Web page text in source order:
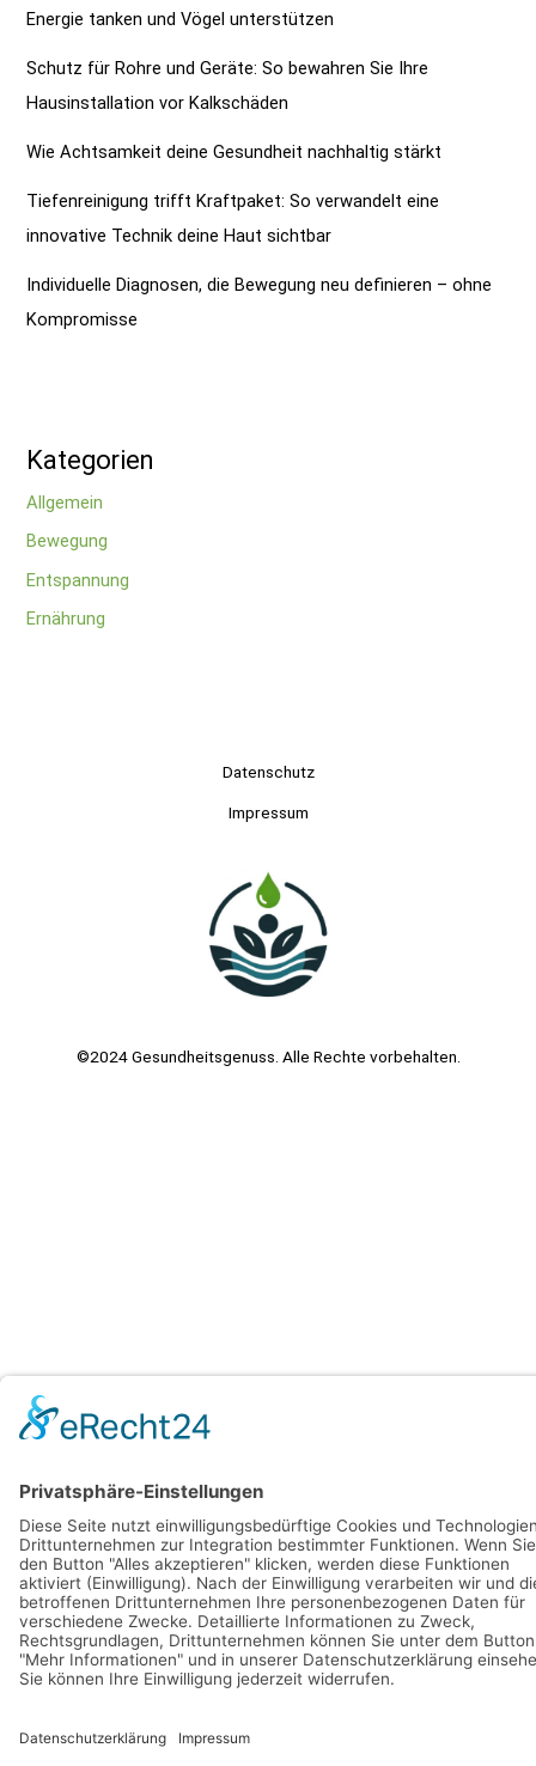
Energie tanken und Vögel unterstützen
Schutz für Rohre und Geräte: So bewahren Sie Ihre
Hausinstallation vor Kalkschäden
Wie Achtsamkeit deine Gesundheit nachhaltig stärkt
Tiefenreinigung trifft Kraftpaket: So verwandelt eine
innovative Technik deine Haut sichtbar
Individuelle Diagnosen, die Bewegung neu definieren – ohne
Kompromisse
Kategorien
Allgemein
Bewegung
Entspannung
Ernährung
Datenschutz
Impressum
©2024 Gesundheitsgenuss. Alle Rechte vorbehalten.